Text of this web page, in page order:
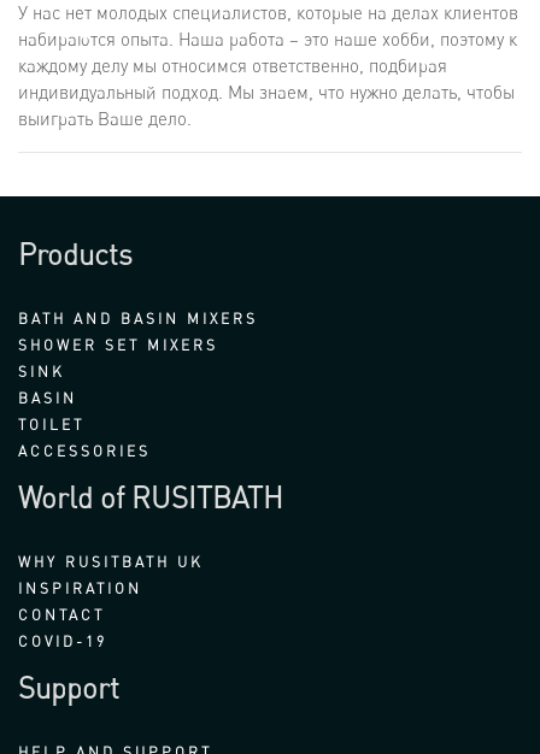
У нас нет молодых специалистов, которые на делах клиентов
набираются опыта. Наша работа – это наше хобби, поэтому к
каждому делу мы относимся ответственно, подбирая
индивидуальный подход. Мы знаем, что нужно делать, чтобы
выиграть Ваше дело.
Products
BATH AND BASIN MIXERS
SHOWER SET MIXERS
SINK
BASIN
TOILET
ACCESSORIES
World of RUSITBATH
WHY RUSITBATH UK
INSPIRATION
CONTACT
COVID-19
Support